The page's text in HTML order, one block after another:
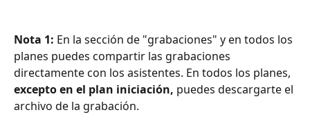
Nota 1: En la sección de "grabaciones" y en todos los
planes puedes compartir las grabaciones
directamente con los asistentes. En todos los planes,
excepto en el plan iniciación, puedes descargarte el
archivo de la grabación.